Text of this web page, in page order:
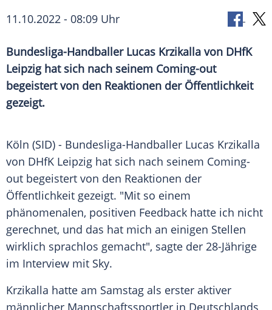
11.10.2022 - 08:09 Uhr
Bundesliga-Handballer Lucas Krzikalla von DHfK
Leipzig hat sich nach seinem Coming-out
begeistert von den Reaktionen der Öffentlichkeit
gezeigt.
Köln (SID) - Bundesliga-Handballer Lucas Krzikalla
von DHfK Leipzig hat sich nach seinem Coming-
out begeistert von den Reaktionen der
Öffentlichkeit gezeigt. "Mit so einem
phänomenalen, positiven Feedback hatte ich nicht
gerechnet, und das hat mich an einigen Stellen
wirklich sprachlos gemacht", sagte der 28-Jährige
im Interview mit Sky.
Krzikalla hatte am Samstag als erster aktiver